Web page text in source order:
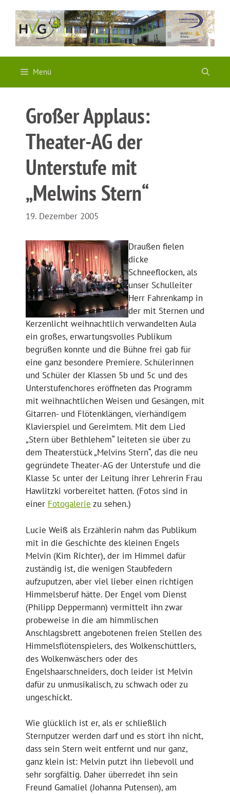
Inhalt
springen
Menü
Großer Applaus:
Theater-AG der
Unterstufe mit
„Melwins Stern“
19. Dezember 2005
Draußen fielen
dicke
Schneeflocken, als
unser Schulleiter
Herr Fahrenkamp in
der mit Sternen und
Kerzenlicht weihnachtlich verwandelten Aula
ein großes, erwartungsvolles Publikum
begrüßen konnte und die Bühne frei gab für
eine ganz besondere Premiere. Schülerinnen
und Schüler der Klassen 5b und 5c und des
Unterstufenchores eröffneten das Programm
mit weihnachtlichen Weisen und Gesängen, mit
Gitarren- und Flötenklängen, vierhändigem
Klavierspiel und Gereimtem. Mit dem Lied
„Stern über Bethlehem“ leiteten sie über zu
dem Theaterstück „Melvins Stern“, das die neu
gegründete Theater-AG der Unterstufe und die
Klasse 5c unter der Leitung ihrer Lehrerin Frau
Hawlitzki vorbereitet hatten. (Fotos sind in
einer Fotogalerie zu sehen.)
Lucie Weiß als Erzählerin nahm das Publikum
mit in die Geschichte des kleinen Engels
Melvin (Kim Richter), der im Himmel dafür
zuständig ist, die wenigen Staubfedern
aufzuputzen, aber viel lieber einen richtigen
Himmelsberuf hätte. Der Engel vom Dienst
(Philipp Deppermann) vermittelt ihn zwar
probeweise in die am himmlischen
Anschlagsbrett angebotenen freien Stellen des
Himmelsflötenspielers, des Wolkenschüttlers,
des Wolkenwäschers oder des
Engelshaarschneiders, doch leider ist Melvin
dafür zu unmusikalisch, zu schwach oder zu
ungeschickt.
Wie glücklich ist er, als er schließlich
Sternputzer werden darf und es stört ihn nicht,
dass sein Stern weit entfernt und nur ganz,
ganz klein ist: Melvin putzt ihn liebevoll und
sehr sorgfältig. Daher überredet ihn sein
Freund Gamaliel (Johanna Putensen), am